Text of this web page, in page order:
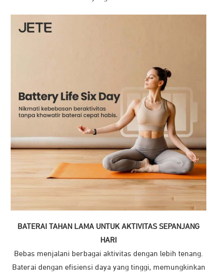
BATERAI TAHAN LAMA UNTUK AKTIVITAS SEPANJANG
HARI
Bebas menjalani berbagai aktivitas dengan lebih tenang.
Baterai dengan efisiensi daya yang tinggi, memungkinkan